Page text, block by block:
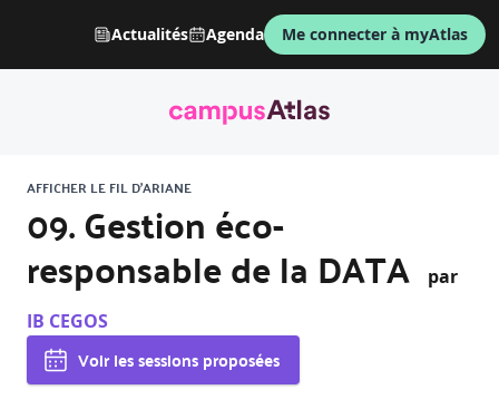
Actualités Agenda Me connecter à myAtlas
AFFICHER LE FIL D'ARIANE
09. Gestion éco-
responsable de la DATA
par
IB CEGOS
Voir les sessions proposées